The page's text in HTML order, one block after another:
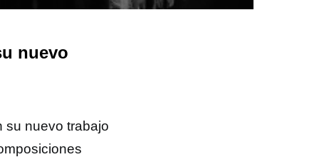
nuevo
su nuevo trabajo